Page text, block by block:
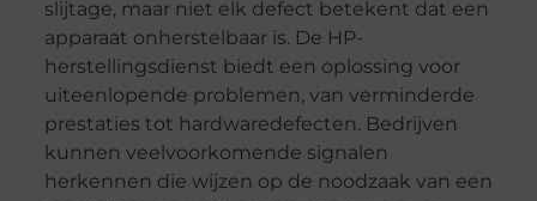
slijtage, maar niet elk defect betekent dat een
apparaat onherstelbaar is. De HP-
herstellingsdienst biedt een oplossing voor
uiteenlopende problemen, van verminderde
prestaties tot hardwaredefecten. Bedrijven
kunnen veelvoorkomende signalen
herkennen die wijzen op de noodzaak van een